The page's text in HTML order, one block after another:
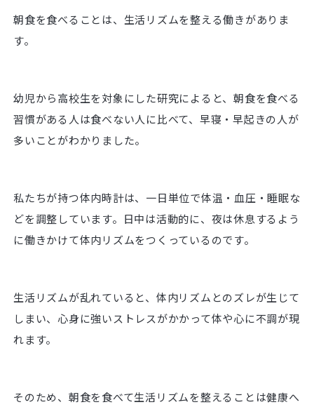
朝食を食べることは、生活リズムを整える働きがありま
す。
幼児から高校生を対象にした研究によると、朝食を食べる
習慣がある人は食べない人に比べて、早寝・早起きの人が
多いことがわかりました。
私たちが持つ体内時計は、一日単位で体温・血圧・睡眠な
どを調整しています。日中は活動的に、夜は休息するよう
に働きかけて体内リズムをつくっているのです。
生活リズムが乱れていると、体内リズムとのズレが生じて
しまい、心身に強いストレスがかかって体や心に不調が現
れます。
そのため、朝食を食べて生活リズムを整えることは健康へ